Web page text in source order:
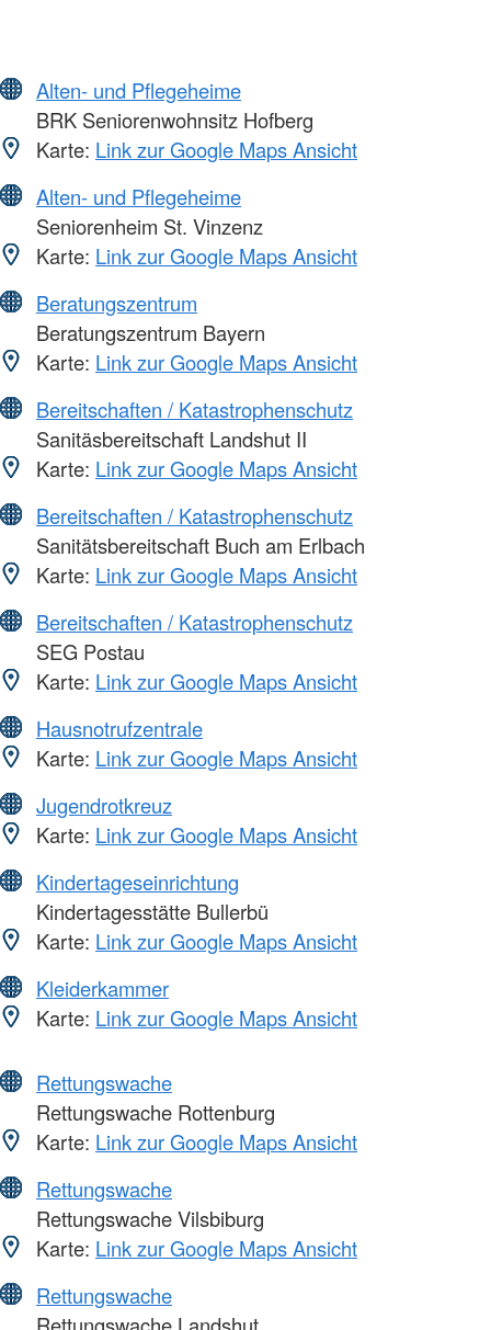
Alten- und Pflegeheime
BRK Seniorenwohnsitz Hofberg
Karte: Link zur Google Maps Ansicht
Alten- und Pflegeheime
Seniorenheim St. Vinzenz
Karte: Link zur Google Maps Ansicht
Beratungszentrum
Beratungszentrum Bayern
Karte: Link zur Google Maps Ansicht
Bereitschaften / Katastrophenschutz
Sanitäsbereitschaft Landshut II
Karte: Link zur Google Maps Ansicht
Bereitschaften / Katastrophenschutz
Sanitätsbereitschaft Buch am Erlbach
Karte: Link zur Google Maps Ansicht
Bereitschaften / Katastrophenschutz
SEG Postau
Karte: Link zur Google Maps Ansicht
Hausnotrufzentrale
Karte: Link zur Google Maps Ansicht
Jugendrotkreuz
Karte: Link zur Google Maps Ansicht
Kindertageseinrichtung
Kindertagesstätte Bullerbü
Karte: Link zur Google Maps Ansicht
Kleiderkammer
Karte: Link zur Google Maps Ansicht
Rettungswache
Rettungswache Rottenburg
Karte: Link zur Google Maps Ansicht
Rettungswache
Rettungswache Vilsbiburg
Karte: Link zur Google Maps Ansicht
Rettungswache